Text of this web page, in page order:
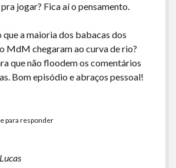
jogar? Fica aí o pensamento.
a maioria dos babacas dos
MdM chegaram ao curva de rio?
que não floodem os comentários
Bom episódio e abraços pessoal!
para responder